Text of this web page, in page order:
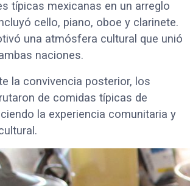
típicas mexicanas en un arreglo
cello, piano, oboe y clarinete.
una atmósfera cultural que unió
naciones.
la convivencia posterior, los
de comidas típicas de
la experiencia comunitaria y